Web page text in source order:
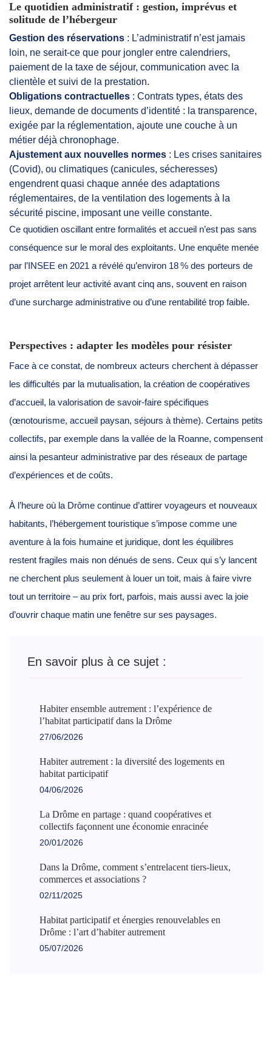
Le quotidien administratif : gestion, imprévus et
solitude de l’hébergeur
Gestion des réservations : L’administratif n’est jamais
loin, ne serait-ce que pour jongler entre calendriers,
paiement de la taxe de séjour, communication avec la
clientèle et suivi de la prestation.
Obligations contractuelles : Contrats types, états des
lieux, demande de documents d’identité : la transparence,
exigée par la réglementation, ajoute une couche à un
métier déjà chronophage.
Ajustement aux nouvelles normes : Les crises sanitaires
(Covid), ou climatiques (canicules, sécheresses)
engendrent quasi chaque année des adaptations
réglementaires, de la ventilation des logements à la
sécurité piscine, imposant une veille constante.
Ce quotidien oscillant entre formalités et accueil n’est pas sans
conséquence sur le moral des exploitants. Une enquête menée
par l’INSEE en 2021 a révélé qu’environ 18 % des porteurs de
projet arrêtent leur activité avant cinq ans, souvent en raison
d’une surcharge administrative ou d’une rentabilité trop faible.
Perspectives : adapter les modèles pour résister
Face à ce constat, de nombreux acteurs cherchent à dépasser
les difficultés par la mutualisation, la création de coopératives
d’accueil, la valorisation de savoir-faire spécifiques
(œnotourisme, accueil paysan, séjours à thème). Certains petits
collectifs, par exemple dans la vallée de la Roanne, compensent
ainsi la pesanteur administrative par des réseaux de partage
d’expériences et de coûts.
À l’heure où la Drôme continue d’attirer voyageurs et nouveaux
habitants, l’hébergement touristique s’impose comme une
aventure à la fois humaine et juridique, dont les équilibres
restent fragiles mais non dénués de sens. Ceux qui s’y lancent
ne cherchent plus seulement à louer un toit, mais à faire vivre
tout un territoire – au prix fort, parfois, mais aussi avec la joie
d’ouvrir chaque matin une fenêtre sur ses paysages.
En savoir plus à ce sujet :
Habiter ensemble autrement : l’expérience de
l’habitat participatif dans la Drôme
27/06/2026
Habiter autrement : la diversité des logements en
habitat participatif
04/06/2026
La Drôme en partage : quand coopératives et
collectifs façonnent une économie enracinée
20/01/2026
Dans la Drôme, comment s’entrelacent tiers-lieux,
commerces et associations ?
02/11/2025
Habitat participatif et énergies renouvelables en
Drôme : l’art d’habiter autrement
05/07/2026